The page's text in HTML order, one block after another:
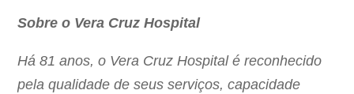
Sobre o Vera Cruz Hospital
Há 81 anos, o Vera Cruz Hospital é reconhecido
pela qualidade de seus serviços, capacidade